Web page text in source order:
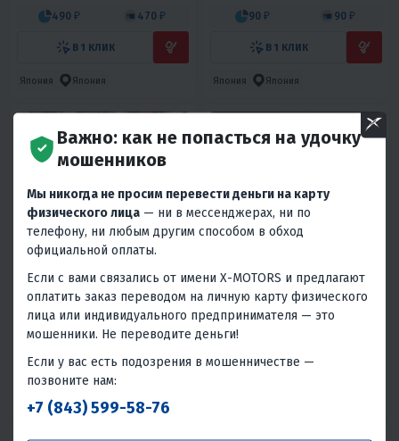
490 ₽ 470 ₽
В 1 КЛИК
Япония Япония
90 ₽ 90 ₽
В 1 КЛИК
Япония Япония
4.3 0
ВИЗОР ЭЛЕКТРИЧЕСКИЙ С
ПОДОГРЕВОМ ДЛЯ ШЛЕМА
МОДУЛЯР HETOSHI FF935
310 ₽ 300 ₽
В 1 КЛИК
Япония Япония
ШЛЕМ КРОССОВЫЙ HETOSHI
OF836 EXOSS CROSS PRO MX289
ЦВ.ЧЕРНЫЙ МАТОВЫЙ Р.M
10 980 ₽
В 1 КЛИК
Важно: как не попасться на удочку
мошенников
Мы никогда не просим перевести деньги на карту
физического лица — ни в мессенджерах, ни по
телефону, ни любым другим способом в обход
официальной оплаты.
Если с вами связались от имени X-MOTORS и предлагают
оплатить заказ переводом на личную карту физического
лица или индивидуального предпринимателя — это
мошенники. Не переводите деньги!
Если у вас есть подозрения в мошенничестве —
позвоните нам:
+7 (843) 599-58-76